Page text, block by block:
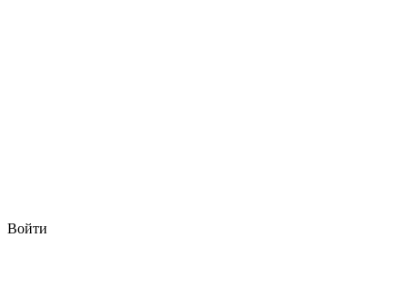
Войти